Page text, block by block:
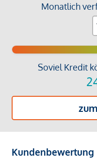
Monatlich
Soviel Kredit
Kundenbewertung